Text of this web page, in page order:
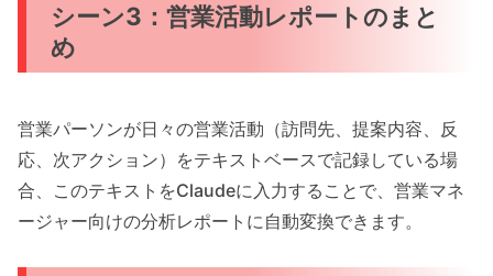
シーン3：営業活動レポートのまと
め
営業パーソンが日々の営業活動（訪問先、提案内容、反
応、次アクション）をテキストベースで記録している場
合、このテキストをClaudeに入力することで、営業マネ
ージャー向けの分析レポートに自動変換できます。